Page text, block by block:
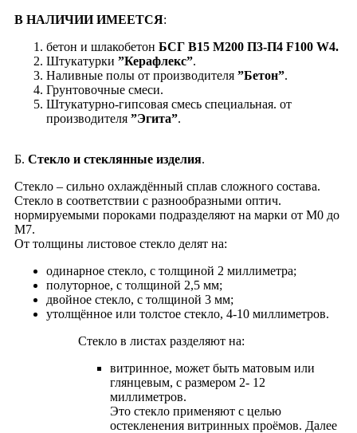
В НАЛИЧИИ ИМЕЕТСЯ:
бетон и шлакобетон БСГ В15 М200 П3-П4 F100 W4.
Штукатурки ”Керафлекс”.
Наливные полы от производителя ”Бетон”.
Грунтовочные смеси.
Штукатурно-гипсовая смесь специальная. от
производителя ”Эгита”.
Б. Стекло и стеклянные изделия.
Cтекло – сильно охлаждённый сплав сложного состава.
Стекло в соответствии с разнообразными оптич.
нормируемыми пороками подразделяют на марки от М0 до
М7.
От толщины листовое стекло делят на:
одинарное стекло, с толщиной 2 миллиметра;
полуторное, с толщиной 2,5 мм;
двойное стекло, с толщиной 3 мм;
утолщённое или толстое стекло, 4-10 миллиметров.
Стекло в листах разделяют на:
витринное, может быть матовым или
глянцевым, с размером 2- 12
миллиметров.
Это стекло применяют с целью
остекленения витринных проёмов. Далее